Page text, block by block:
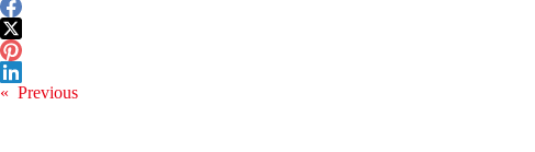
« Previous